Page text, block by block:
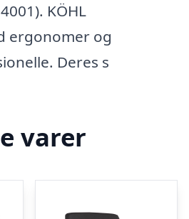
KÖHL
ergonomer og
Deres s
varer